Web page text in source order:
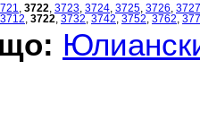
3722 3723 3724 3725 3726 3727
3712 3722 3732 3742 3752 3762